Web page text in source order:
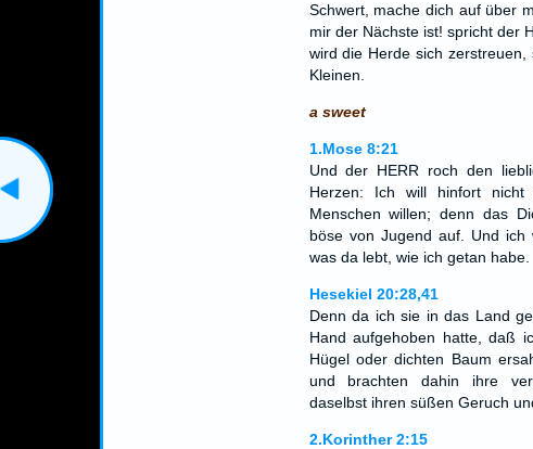
Schwert, mache dich auf über
mir der Nächste ist! spricht der
wird die Herde sich
Kleinen.
a sweet
1.Mose 8:21
Und der HERR roch den
Herzen: Ich will hinfort
Menschen willen; denn das
böse von Jugend auf. Und ich
was da lebt, wie ich getan habe.
Hesekiel 20:28,41
Denn da ich sie in das Land
Hand aufgehoben hatte, daß
Hügel oder dichten Baum
und brachten dahin ihre
daselbst ihren süßen Geruch
2.Korinther 2:15